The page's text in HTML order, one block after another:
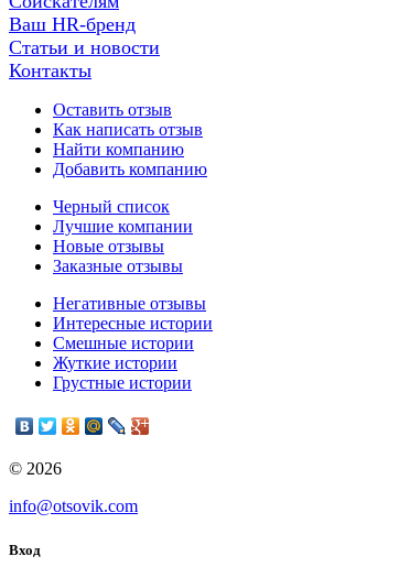
Ваш HR-бренд
Статьи и новости
Контакты
Оставить отзыв
Как написать отзыв
Найти компанию
Добавить компанию
Черный список
Лучшие компании
Новые отзывы
Заказные отзывы
Негативные отзывы
Интересные истории
Смешные истории
Жуткие истории
Грустные истории
© 2026
info@otsovik.com
Вход